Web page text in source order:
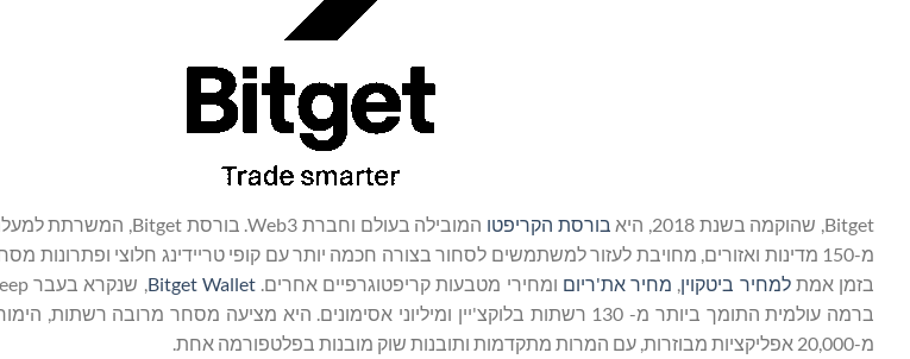
Bitget, שהוקמה בשנת 2018, היא בורסת הקריפטו
מ-150 מדינות ואזורים, מחויבת לעזור למשתמשים לסחור בצורה חכמה יותר עם קופי טריידינג חלוצי
בזמן אמתלמחיר ביטקוין, מחיר את'ריום ומחירי מטבעות קריפטוגרפיים אחרים.Bitget Wallet
ברמה עולמית התומך ביותר מ- 130 רשתות בלוקצ'יין ומיליוני אסימונים. היא מציעה מסחר מרובה
מ-20,000 אפליקציות מבוזרות, עם המרות מתקדמות ותובנות שוק מובנות בפלטפורמה אחת.